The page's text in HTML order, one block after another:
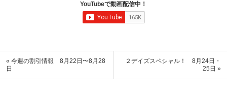
YouTubeで動画配信中！
« 今週の割引情報 8月22日〜8月28
日
２デイズスペシャル！ 8月24日・
25日 »